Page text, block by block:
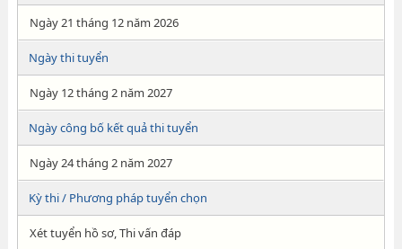
Ngày 21 tháng 12 năm 2026
Ngày thi tuyển
Ngày 12 tháng 2 năm 2027
Ngày công bố kết quả thi tuyển
Ngày 24 tháng 2 năm 2027
Kỳ thi / Phương pháp tuyển chọn
Xét tuyển hồ sơ, Thi vấn đáp